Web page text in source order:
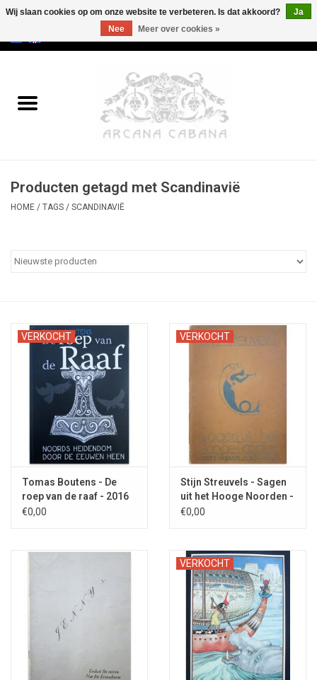
Oud & Zeldzaam
Erotica
Categorieën
Producten getagd met Scandinavië
HOME / TAGS / SCANDINAVIË
VERKOCHT
Tomas Boutens - De
roep van de raaf - 2016
€0,00
VERKOCHT
Stijn Streuvels - Sagen
uit het Hooge Noorden -
1934
€0,00
VERKOCHT
Wij slaan cookies op om onze website te verbeteren. Is dat akkoord?
Ja
Nee
Meer over cookies »